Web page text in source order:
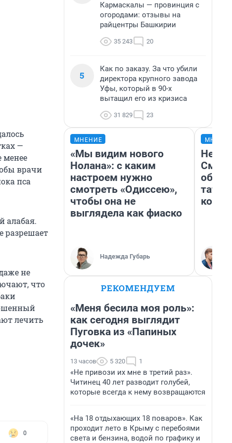
—
менее
врачи
пса
алабая.
разрешает
не
что
лечить
0
Кармаскалы — провинция с
огородами: отзывы на
райцентры Башкирии
35 243 20
5
Как по заказу. За что убили
директора крупного завода
Уфы, который в 90-х
вытащил его из кризиса
31 829 23
МНЕНИЕ
«Мы видим нового
Нолана»: с каким
настроем нужно
смотреть «Одиссею»,
чтобы она не
выглядела как фиаско
Надежда Губарь
РЕКОМЕНДУЕМ
«Меня бесила моя роль»:
как сегодня выглядит
Пуговка из «Папиных
дочек»
13 часов 5 320 1
«Не привози их мне в третий раз».
Читинец 40 лет разводит голубей,
которые всегда к нему возвращаются
«На 18 отдыхающих 18 поваров». Как
проходит лето в Крыму с перебоями
света и бензина, водой по графику и